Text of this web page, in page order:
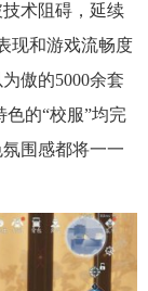
术阻碍，延续
现和游戏流畅度
傲的5000余套
的“校服”均完
围感都将一一